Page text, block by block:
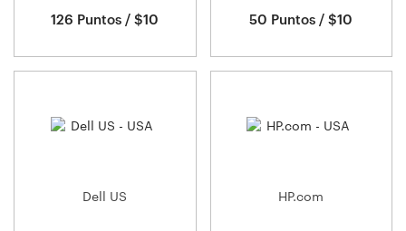
126 Puntos / $10 50 Puntos / $10
Dell US HP.com